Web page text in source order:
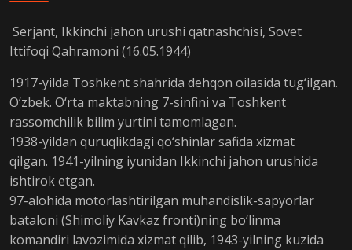
Serjant, Ikkinchi jahon urushi qatnashchisi, Sovet
Ittifoqi Qahramoni (16.05.1944)
1917-yilda Toshkent shahrida dehqon oilasida tug‘ilgan.
O‘zbek. O‘rta maktabning 7-sinfini va Toshkent
rassomchilik bilim yurtini tamomlagan.
1938-yildan quruqlikdagi qo‘shinlar safida xizmat
qilgan. 1941-yilning iyunidan Ikkinchi jahon urushida
ishtirok etgan.
97-alohida motorlashtirilgan muhandislik-sapyorlar
bataloni (Shimoliy Kavkaz fronti)ning bo‘linma
komandiri lavozimida xizmat qilib, 1943-yilning kuzida